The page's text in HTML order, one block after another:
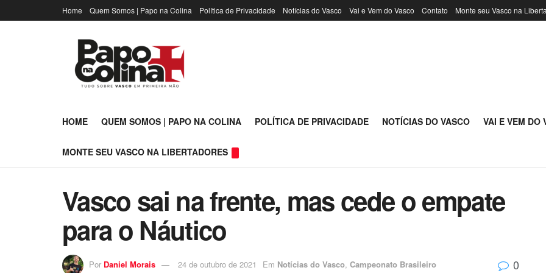
Home Quem Somos | Papo na Colina Política de Privacidade Notícias do Vasco Vai e Vem do Vasco Contato Monte seu Vasco na
HOME QUEM SOMOS | PAPO NA COLINA POLÍTICA DE PRIVACIDADE NOTÍCIAS DO VASCO VAI E VEM DO
MONTE SEU VASCO NA LIBERTADORES
Vasco sai na frente, mas cede o empate
para o Náutico
Por Daniel Morais 24 de outubro de 2021 Em Notícias do Vasco, Campeonato Brasileiro 0